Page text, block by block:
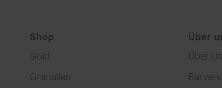
Shop
Gold
Granalien
Über
Über